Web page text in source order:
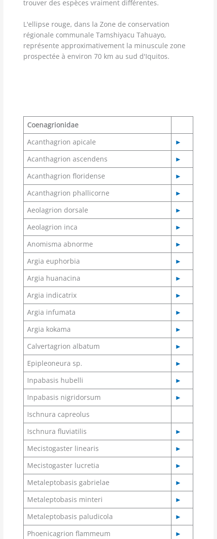
trouver des espèces vraiment différentes.
L'ellipse rouge, dans la Zone de conservation
régionale communale Tamshiyacu Tahuayo,
représente approximativement la minuscule zone
prospectée à environ 70 km au sud d'Iquitos.
Coenagrionidae
Acanthagrion apicale
►
Acanthagrion ascendens
►
Acanthagrion floridense
►
Acanthagrion phallicorne
►
Aeolagrion dorsale
►
Aeolagrion inca
►
Anomisma abnorme
►
Argia euphorbia
►
Argia huanacina
►
Argia indicatrix
►
Argia infumata
►
Argia kokama
►
Calvertagrion albatum
►
Epipleoneura sp.
►
Inpabasis hubelli
►
Inpabasis nigridorsum
►
Ischnura capreolus
Ischnura fluviatilis
►
Mecistogaster linearis
►
Mecistogaster lucretia
►
Metaleptobasis gabrielae
►
Metaleptobasis minteri
►
Metaleptobasis paludicola
►
Phoenicagrion flammeum
►